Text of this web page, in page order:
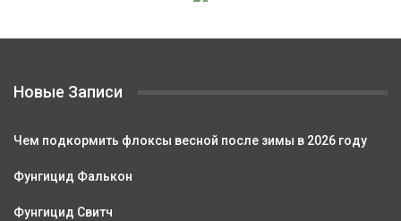
Новые Записи
Чем подкормить флоксы весной после зимы в 2026 году
Фунгицид Фалькон
Фунгицид Свитч